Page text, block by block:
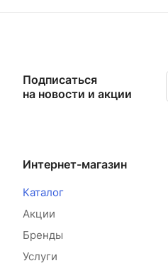
Подписаться
на новости и акции
Интернет-магазин
Каталог
Акции
Бренды
Услуги